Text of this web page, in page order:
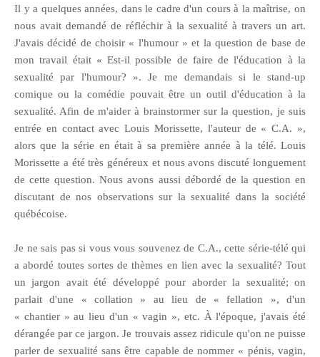
Il y a quelques années, dans le cadre d'un cours à la maîtrise, on
nous avait demandé de réfléchir à la sexualité à travers un art.
J'avais décidé de choisir « l'humour » et la question de base de
mon travail était « Est-il possible de faire de l'éducation à la
sexualité par l'humour? ». Je me demandais si le stand-up
comique ou la comédie pouvait être un outil d'éducation à la
sexualité. Afin de m'aider à brainstormer sur la question, je suis
entrée en contact avec Louis Morissette, l'auteur de « C.A. »,
alors que la série en était à sa première année à la télé. Louis
Morissette a été très généreux et nous avons discuté longuement
de cette question. Nous avons aussi débordé de la question en
discutant de nos observations sur la sexualité dans la société
québécoise.
Je ne sais pas si vous vous souvenez de C.A., cette série-télé qui
a abordé toutes sortes de thèmes en lien avec la sexualité? Tout
un jargon avait été développé pour aborder la sexualité; on
parlait d'une « collation » au lieu de « fellation », d'un
« chantier » au lieu d'un « vagin », etc. À l'époque, j'avais été
dérangée par ce jargon. Je trouvais assez ridicule qu'on ne puisse
parler de sexualité sans être capable de nommer « pénis, vagin,